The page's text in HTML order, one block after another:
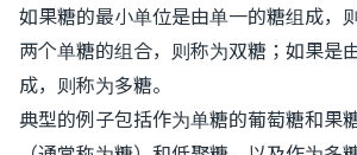
如果糖的最小单位是由单一的糖组成，
两个单糖的组合，则称为双糖；如果是
成，则称为多糖。
典型的例子包括作为单糖的葡萄糖和果